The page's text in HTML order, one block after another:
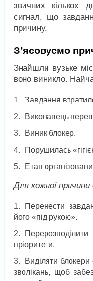
звичних кількох
сигнал, що
причину.
З’ясовуємо
Знайшли вузьке
воно виникло.
Завдання
Виконавець
Виник блокер.
Порушилась
Етап
Для кожної причини
Перенести
його «під рукою».
пріоритети.
Виділяти
зволікань, щоб